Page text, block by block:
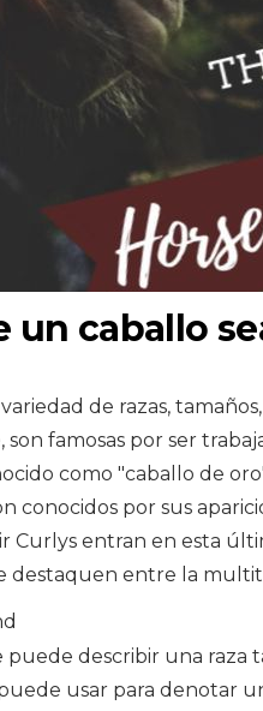
un caballo
de razas,
son famosas por ser
como "caballo de
conocidos por sus
Curlys entran en esta
destaquen entre la
describir una raza
usar para denotar